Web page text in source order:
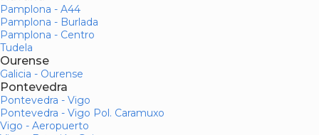
Pamplona - A44
Pamplona - Burlada
Pamplona - Centro
Tudela
Ourense
Galicia - Ourense
Pontevedra
Pontevedra - Vigo
Pontevedra - Vigo Pol. Caramuxo
Vigo - Aeropuerto